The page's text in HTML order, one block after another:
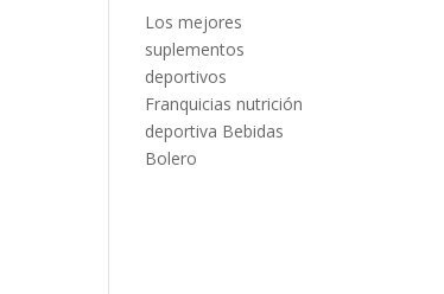
Los mejores
suplementos
deportivos
Franquicias nutrición
deportiva Bebidas
Bolero